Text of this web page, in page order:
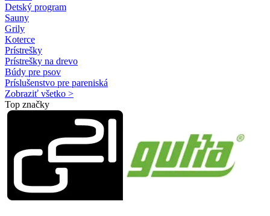
Detský program
Sauny
Grily
Koterce
Prístrešky
Prístrešky na drevo
Búdy pre psov
Príslušenstvo pre pareniská
Zobraziť všetko >
Top značky